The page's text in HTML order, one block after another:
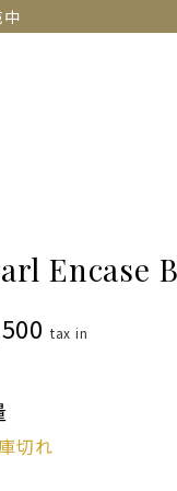
Encase
tax in